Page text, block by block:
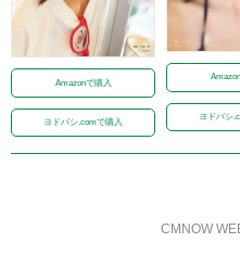
Amazonで購入
ヨドバシ.comで購入
ヨドバシ
CMNOW